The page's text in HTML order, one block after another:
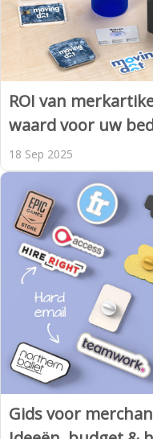
ROI van
waard voor uw
18 Sep 2025
Gids voor